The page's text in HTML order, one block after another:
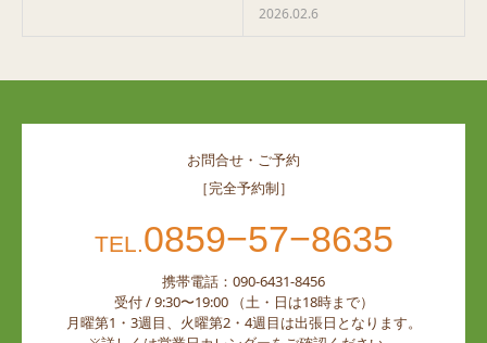
2026.02.6
お問合せ・ご予約
［完全予約制］
TEL.0859−57−8635
携帯電話：090-6431-8456
受付 / 9:30〜19:00 （土・日は18時まで）
月曜第1・3週目、火曜第2・4週目は出張日となります。